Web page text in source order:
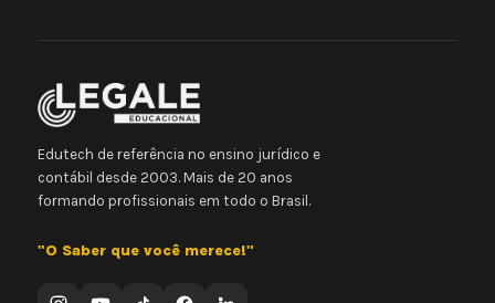
Edutech de referência no ensino jurídico e
contábil desde 2003. Mais de 20 anos
formando profissionais em todo o Brasil.
"O Saber que você merece!"